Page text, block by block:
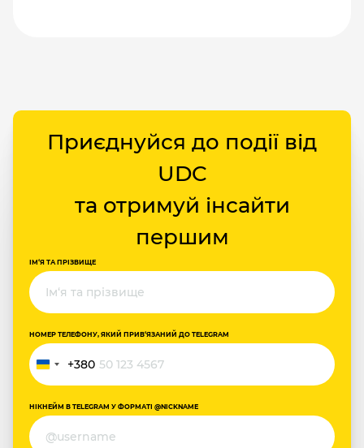
Приєднуйся до події від
UDC
та отримуй інсайти
першим
ІМ‘Я ТА ПРІЗВИЩЕ
НОМЕР ТЕЛЕФОНУ, ЯКИЙ ПРИВ‘ЯЗАНИЙ ДО TELEGRAM
Україна
+380
+380
НІКНЕЙМ В TELEGRAM У ФОРМАТІ @NICKNAME